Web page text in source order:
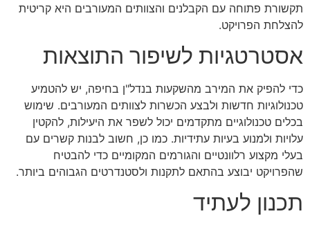
תקשורת פתוחה עם הקבלנים והצוותים המעורבים היא קריטית
להצלחת הפרויקט.
אסטרטגיות לשיפור התוצאות
כדי להפיק את המירב מהשקעות בנדל"ן בחיפה, יש להטמיע
טכנולוגיות חדשות ולבצע הכשרות לצוותים המעורבים. שימוש
בכלים טכנולוגיים מתקדמים יכול לשפר את היעילות, להקטין
עלויות ולמנוע בעיות עתידיות. כמו כן, חשוב לבנות קשרים עם
בעלי מקצוע רלוונטיים והגורמים המקומיים כדי להבטיח
שהפרויקט יבוצע בהתאם לתקנות ולסטנדרטים הגבוהים ביותר.
תכנון לעתיד